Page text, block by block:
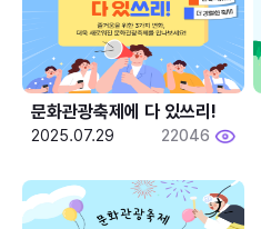
문화관광축제에 다 있쓰리!
2025.07.29 22046